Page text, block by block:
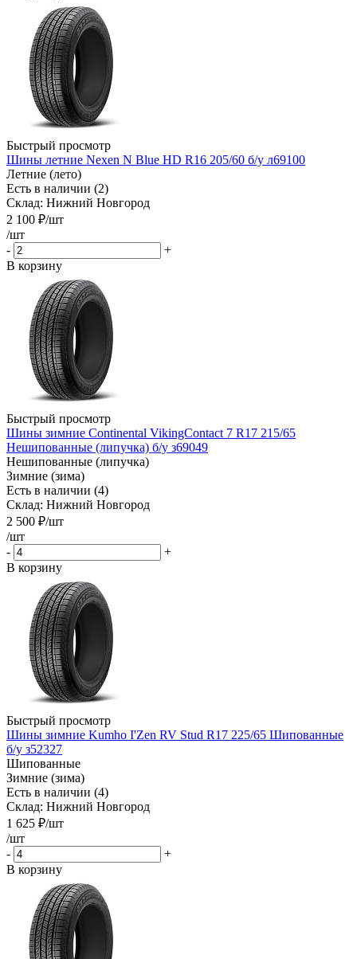
Быстрый просмотр
Шины летние Nexen N Blue HD R16 205/60 б/у л69100
Летние (лето)
Есть в наличии (2)
Склад: Нижний Новгород
2 100 ₽/шт
/шт
-
+
В корзину
Быстрый просмотр
Шины зимние Continental VikingContact 7 R17 215/65
Нешипованные (липучка) б/у з69049
Нешипованные (липучка)
Зимние (зима)
Есть в наличии (4)
Склад: Нижний Новгород
2 500 ₽/шт
/шт
-
+
В корзину
Быстрый просмотр
Шины зимние Kumho I'Zen RV Stud R17 225/65 Шипованные
б/у з52327
Шипованные
Зимние (зима)
Есть в наличии (4)
Склад: Нижний Новгород
1 625 ₽/шт
/шт
-
+
В корзину